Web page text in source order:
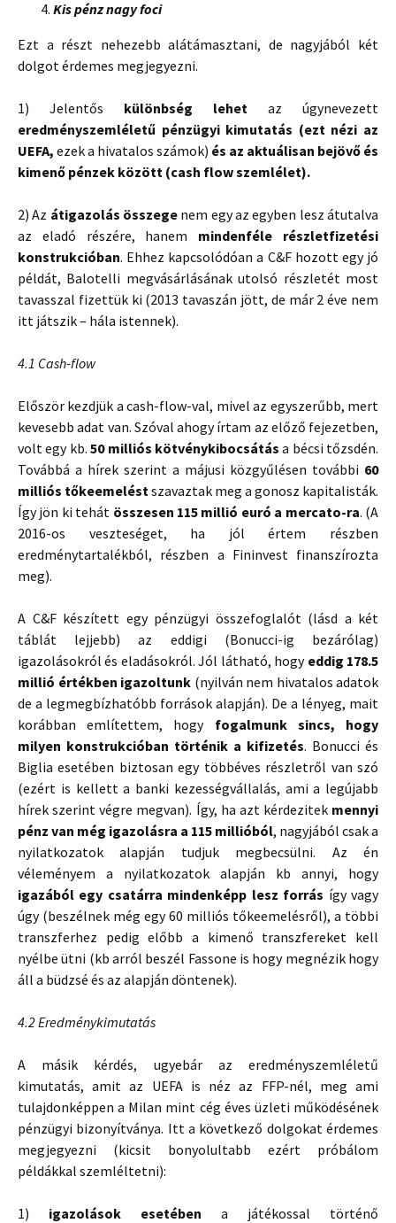
Kis pénz nagy foci
Ezt a részt nehezebb alátámasztani, de nagyjából két
dolgot érdemes megjegyezni.
1) Jelentős különbség lehet az úgynevezett
eredményszemléletű pénzügyi kimutatás (ezt nézi az
UEFA, ezek a hivatalos számok) és az aktuálisan bejövő és
kimenő pénzek között (cash flow szemlélet).
2) Az átigazolás összege nem egy az egyben lesz átutalva
az eladó részére, hanem mindenféle részletfizetési
konstrukcióban. Ehhez kapcsolódóan a C&F hozott egy jó
példát, Balotelli megvásárlásának utolsó részletét most
tavasszal fizettük ki (2013 tavaszán jött, de már 2 éve nem
itt játszik – hála istennek).
4.1 Cash-flow
Először kezdjük a cash-flow-val, mivel az egyszerűbb, mert
kevesebb adat van. Szóval ahogy írtam az előző fejezetben,
volt egy kb.50 milliós kötvénykibocsátás a bécsi tőzsdén.
Továbbá a hírek szerint a májusi közgyűlésen további 60
milliós tőkeemeléstszavaztak meg a gonosz kapitalisták.
Így jön ki tehát összesen 115 millió euró a mercato-ra. (A
2016-os veszteséget, ha jól értem részben
eredménytartalékból, részben a Fininvest finanszírozta
meg).
A C&F készített egy pénzügyi összefoglalót (lásd a két
táblát lejjebb) az eddigi (Bonucci-ig bezárólag)
igazolásokról és eladásokról. Jól látható, hogy eddig 178.5
millió értékben igazoltunk (nyilván nem hivatalos adatok
de a legmegbízhatóbb források alapján). De a lényeg, mait
korábban említettem, hogy fogalmunk sincs, hogy
milyen konstrukcióban történik a kifizetés. Bonucci és
Biglia esetében biztosan egy többéves részletről van szó
(ezért is kellett a banki kezességvállalás, ami a legújabb
hírek szerint végre megvan). Így, ha azt kérdezitek mennyi
pénz van még igazolásra a 115 millióból, nagyjából csak a
nyilatkozatok alapján tudjuk megbecsülni. Az én
véleményem a nyilatkozatok alapján kb annyi, hogy
igazából egy csatárra mindenképp lesz forrás így vagy
úgy (beszélnek még egy 60 milliós tőkeemelésről), a többi
transzferhez pedig előbb a kimenő transzfereket kell
nyélbe ütni (kb arról beszél Fassone is hogy megnézik hogy
áll a büdzsé és az alapján döntenek).
4.2 Eredménykimutatás
A másik kérdés, ugyebár az eredményszemléletű
kimutatás, amit az UEFA is néz az FFP-nél, meg ami
tulajdonképpen a Milan mint cég éves üzleti működésének
pénzügyi bizonyítványa. Itt a következő dolgokat érdemes
megjegyezni (kicsit bonyolultabb ezért próbálom
példákkal szemléltetni):
1) igazolások esetében a játékossal történő